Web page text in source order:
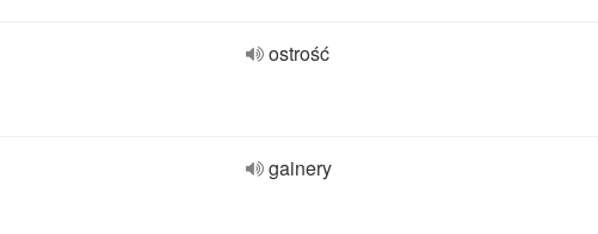
ostrość
gainery